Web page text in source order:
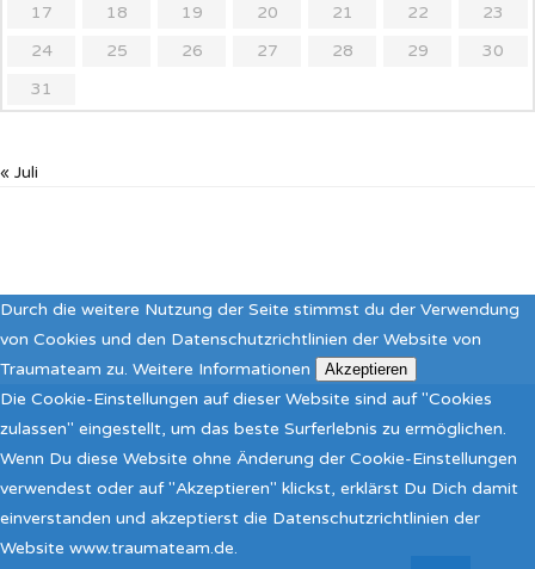
17
18 19 20 21 22
23
24
25 26 27 28 29
30
31
« Juli
Durch die weitere Nutzung der Seite stimmst du der Verwendung
von Cookies und den Datenschutzrichtlinien der Website von
Traumateam zu. Weitere Informationen Akzeptieren
Die Cookie-Einstellungen auf dieser Website sind auf "Cookies
zulassen" eingestellt, um das beste Surferlebnis zu ermöglichen.
Wenn Du diese Website ohne Änderung der Cookie-Einstellungen
verwendest oder auf "Akzeptieren" klickst, erklärst Du Dich damit
einverstanden und akzeptierst die Datenschutzrichtlinien der
Website www.traumateam.de.